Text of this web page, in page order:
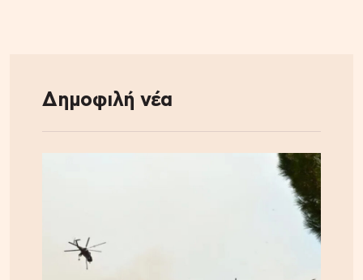
Δημοφιλή νέα